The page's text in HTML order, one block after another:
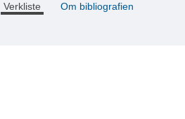
Verkliste Om bibliografien